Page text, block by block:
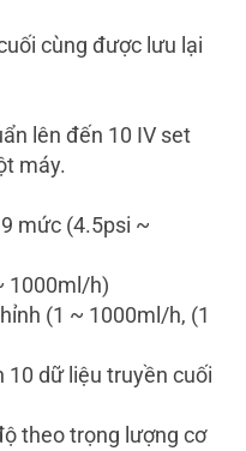
cùng được lưu lại
lên đến 10 IV set
máy.
mức (4.5psi ~
1000ml/h)
(1 ~ 1000ml/h, (1
10 dữ liệu truyền cuối
theo trọng lượng cơ